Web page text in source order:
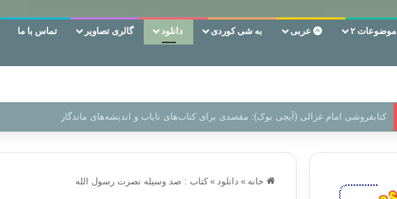
موضوعات ۲ عربی به شی کوردی دانلود گالری تصاویر تماس با ما
سر دفتر فساد در زمین‌، دوری وکناره‌گیری از راه خداست‌!
خانه » دانلود » کتاب : صد وسیله نصرت رسول الله